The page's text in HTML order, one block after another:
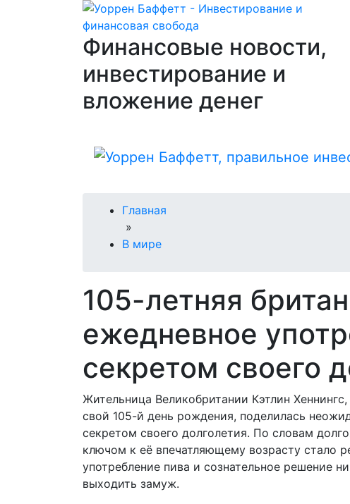
Финансовые новости,
инвестирование и
вложение денег
Главная
»
В мире
105-летняя
ежедневное
секретом своего
Жительница Великобритании Кэтлин
свой 105-й день рождения, поделилась
секретом своего долголетия. По словам
ключом к её впечатляющему возрасту стало
употребление пива и сознательное решение
выходить замуж.